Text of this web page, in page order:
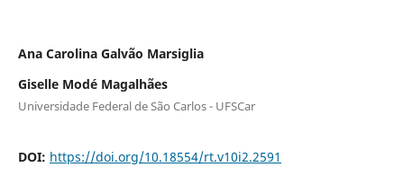
Ana Carolina Galvão Marsiglia
Giselle Modé Magalhães
Universidade Federal de São Carlos - UFSCar
DOI: https://doi.org/10.18554/rt.v10i2.2591